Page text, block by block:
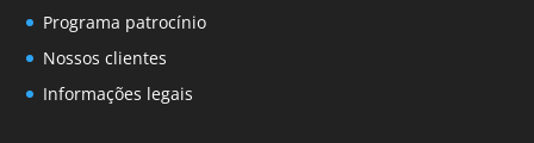
Programa patrocínio
Nossos clientes
Informações legais